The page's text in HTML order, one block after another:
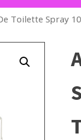
Toilette Spray